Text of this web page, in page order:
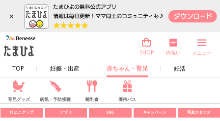
×
TOP 妊娠・出産 赤ちゃん・育児 妊活
SHOP 内祝い メニュー
育児グッズ 病気・予防接種 離乳食 優待パス
ひよこクラブ アプリ SNS キャンペーン 写真スタジオ